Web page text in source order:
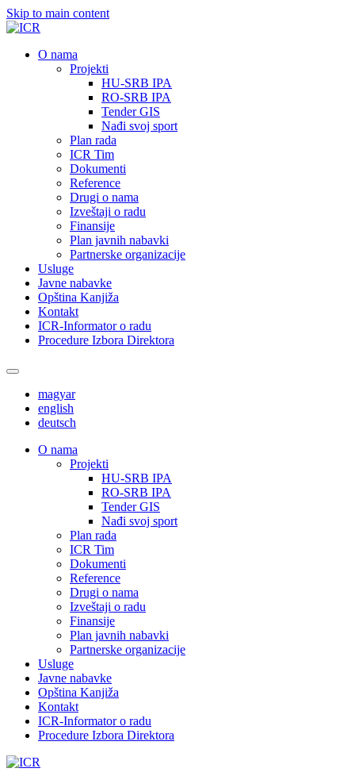
Skip to main content
О nama
Projekti
HU-SRB IPA
RO-SRB IPA
Tender GIS
Nađi svoj sport
Plan rada
ICR Tim
Dokumenti
Reference
Drugi o nama
Izveštaji o radu
Finansije
Plan javnih nabavki
Partnerske organizacije
Usluge
Javne nabavke
Opština Kanjiža
Kontakt
ICR-Informator o radu
Procedure Izbora Direktora
magyar
english
deutsch
О nama
Projekti
HU-SRB IPA
RO-SRB IPA
Tender GIS
Nađi svoj sport
Plan rada
ICR Tim
Dokumenti
Reference
Drugi o nama
Izveštaji o radu
Finansije
Plan javnih nabavki
Partnerske organizacije
Usluge
Javne nabavke
Opština Kanjiža
Kontakt
ICR-Informator o radu
Procedure Izbora Direktora